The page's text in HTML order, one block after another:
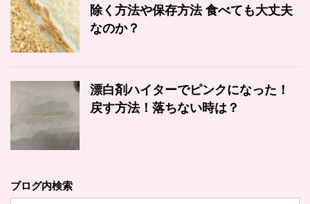
除く方法や保存方法 食べても大丈夫
なのか？
漂白剤ハイターでピンクになった！
戻す方法！落ちない時は？
ブログ内検索